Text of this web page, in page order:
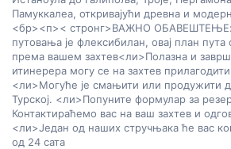
Памуккалеа, откривајући древна и
<бр><п>< стронг>ВАЖНО ОБАВЕШТЕЊЕ:
путовања је флексибилан, овај план
према вашем захтев<ли>Полазна и
итинерера могу се на захтев
<ли>Могуће је смањити или продужити
Турској. <ли>Попуните формулар за
Контактираћемо вас на ваш захтев и
<ли>Један од наших стручњака ће вас
од 24 сата